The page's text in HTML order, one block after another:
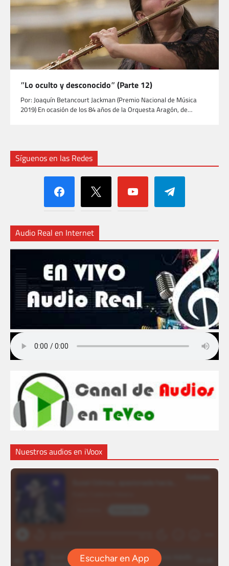
ʺLo oculto y desconocidoʺ (Parte 12)
Por: Joaquín Betancourt Jackman (Premio Nacional de Música
2019) En ocasión de los 84 años de la Orquesta Aragón, de…
Síguenos en las Redes
facebook x youtube telegram
Audio Real en Internet
Nuestros audios en iVoox